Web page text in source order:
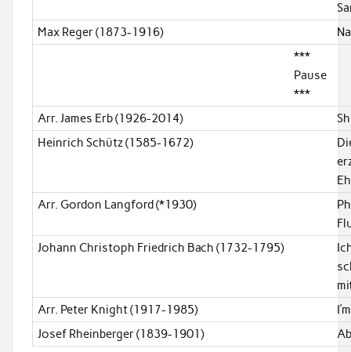
Max Reger (1873-1916)
***
Pause
***
Arr. James Erb (1926-2014)
Heinrich Schütz (1585-1672)
Arr. Gordon Langford (*1930)
Johann Christoph Friedrich Bach (1732-1795)
Arr. Peter Knight (1917-1985)
Josef Rheinberger (1839-1901)